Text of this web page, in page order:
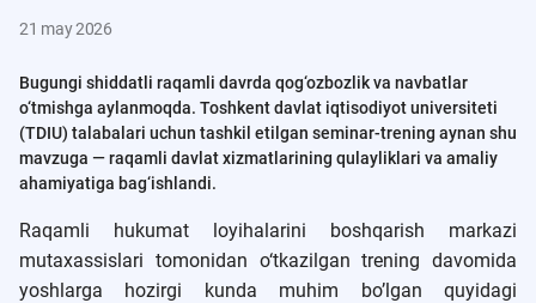
21 may 2026
Bugungi shiddatli raqamli davrda qog‘ozbozlik va navbatlar
o‘tmishga aylanmoqda. Toshkent davlat iqtisodiyot universiteti
(TDIU) talabalari uchun tashkil etilgan seminar-trening aynan shu
mavzuga — raqamli davlat xizmatlarining qulayliklari va amaliy
ahamiyatiga bag‘ishlandi.
Raqamli hukumat loyihalarini boshqarish markazi
mutaxassislari tomonidan o‘tkazilgan trening davomida
yoshlarga hozirgi kunda muhim bo’lgan quyidagi